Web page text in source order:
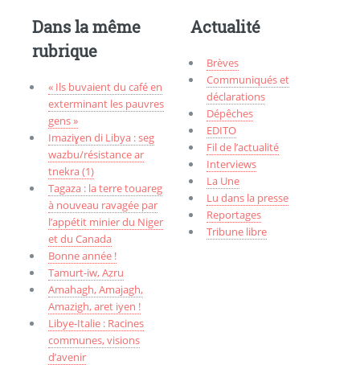
Dans la même
rubrique
« Ils buvaient du café en
exterminant les pauvres
gens »
Imaziɣen di Libya : seg
wazbu/résistance ar
tnekra (1)
Tagaza : la terre touareg
à nouveau ravagée par
l’appétit minier du Niger
et du Canada
Bonne année !
Tamurt-iw, Aẓru
Amahagh, Amajagh,
Amazigh, aret iyen !
Libye-Italie : Racines
communes, visions
d’avenir
Actualité
Brèves
Communiqués et
déclarations
Dépêches
EDITO
Fil de l’actualité
Interviews
La Une
Lu dans la presse
Reportages
Tribune libre